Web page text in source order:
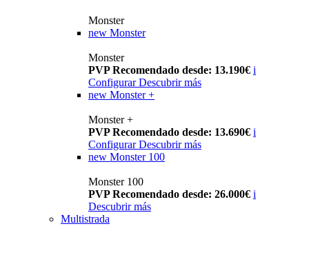
Monster
new Monster
Monster
PVP Recomendado desde: 13.190€ i
Configurar Descubrir más
new Monster +
Monster +
PVP Recomendado desde: 13.690€ i
Configurar Descubrir más
new Monster 100
Monster 100
PVP Recomendado desde: 26.000€ i
Descubrir más
Multistrada